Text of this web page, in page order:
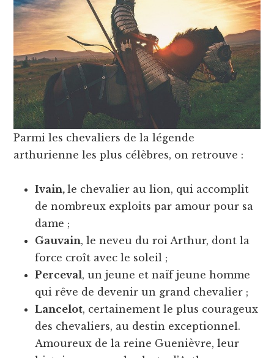
Parmi les chevaliers de la légende
arthurienne les plus célèbres, on retrouve :
Ivain,le chevalier au lion, qui accomplit
de nombreux exploits par amour pour sa
dame ;
Gauvain, le neveu du roi Arthur, dont la
force croît avec le soleil ;
Perceval, un jeune et naïf jeune homme
qui rêve de devenir un grand chevalier ;
Lancelot, certainement le plus courageux
des chevaliers, au destin exceptionnel.
Amoureux de la reine Guenièvre, leur